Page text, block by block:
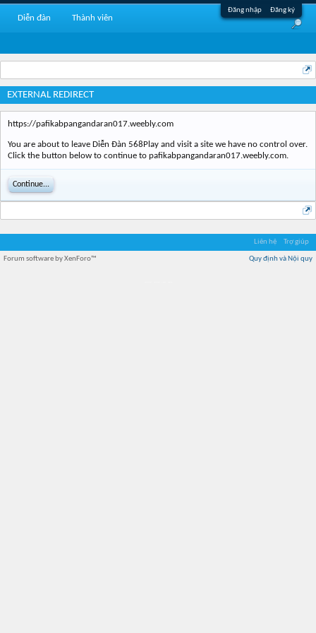
Đăng nhập Đăng ký
EXTERNAL REDIRECT
https://pafikabpangandaran017.weebly.com
You are about to leave Diễn Đàn 568Play and visit a site we have no control over.
Click the button below to continue to pafikabpangandaran017.weebly.com.
Continue...
Diễn đàn Thành viên
Liên hệ Trợ giúp
Quy định và Nội quy
Forum software by XenForo™